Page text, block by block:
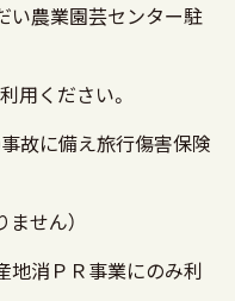
い農業園芸センター駐
用ください。
故に備え旅行傷害保険
せん）
地消ＰＲ事業にのみ利